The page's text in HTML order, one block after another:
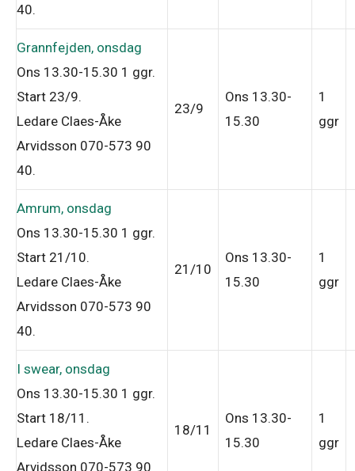
40.
Grannfejden, onsdag
Ons 13.30-15.30 1 ggr.
Start 23/9.
Ledare Claes-Åke
Arvidsson 070-573 90
40.
23/9
Ons 13.30-
15.30
1
ggr
Amrum, onsdag
Ons 13.30-15.30 1 ggr.
Start 21/10.
Ledare Claes-Åke
Arvidsson 070-573 90
40.
21/10
Ons 13.30-
15.30
1
ggr
I swear, onsdag
Ons 13.30-15.30 1 ggr.
Start 18/11 .
Ledare Claes-Åke
Arvidsson 070-573 90
18/11
Ons 13.30-
15.30
1
ggr